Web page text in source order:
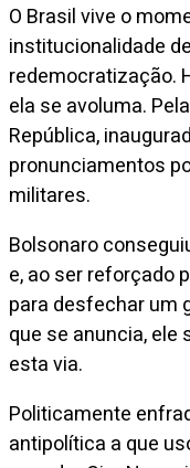
O Brasil vive o
institucionalidade
redemocratização.
ela se avoluma.
República,
pronunciamentos
militares.
Bolsonaro
e, ao ser reforçado
para desfechar um
que se anuncia, ele
esta via.
Politicamente
antipolítica a que